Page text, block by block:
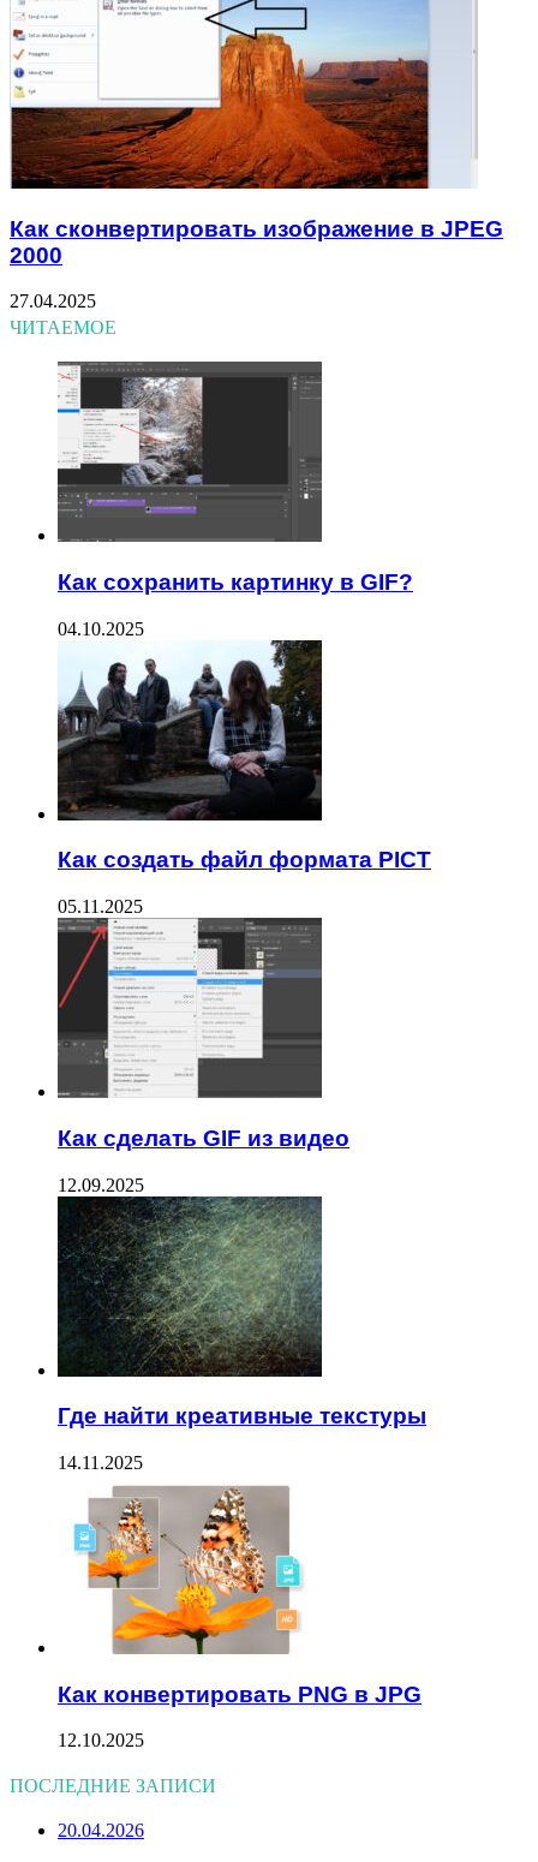
Как сконвертировать изображение в JPEG
2000
27.04.2025
ЧИТАЕМОЕ
Как сохранить картинку в GIF?
04.10.2025
Как создать файл формата PICT
05.11.2025
Как сделать GIF из видео
12.09.2025
Где найти креативные текстуры
14.11.2025
Как конвертировать PNG в JPG
12.10.2025
ПОСЛЕДНИЕ ЗАПИСИ
20.04.2026